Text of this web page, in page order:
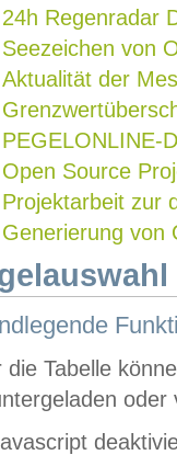
24h Regenradar
Seezeichen von
Aktualität der
PEGELONLINE-
Open Source
Projektarbeit zur
Generierung von
die Tabelle
oder